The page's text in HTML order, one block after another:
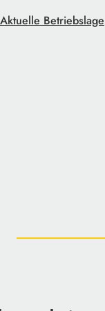
Aktuelle Betriebslage